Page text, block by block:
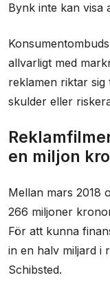
Bynk inte kan visa
allvarligt med
reklamen riktar
skulder eller
en miljon
Mellan mars 2018
266 miljoner
För att kunna
in en halv miljard i
Schibsted.